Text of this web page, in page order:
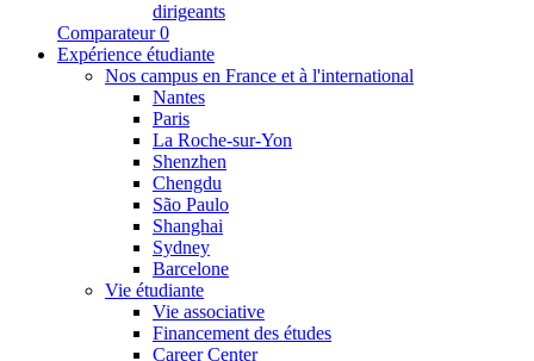
dirigeants
Comparateur 0
Expérience étudiante
Nos campus en France et à l'international
Nantes
Paris
La Roche-sur-Yon
Shenzhen
Chengdu
São Paulo
Shanghai
Sydney
Barcelone
Vie étudiante
Vie associative
Financement des études
Career Center